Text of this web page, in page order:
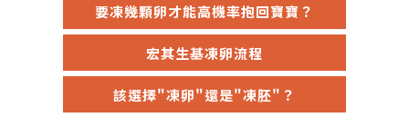
要凍幾顆卵才能高機率抱回寶寶？
宏其生基凍卵流程
該選擇"凍卵"還是"凍胚"？